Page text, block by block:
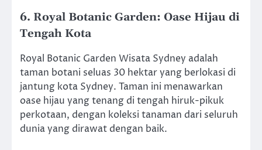
6. Royal Botanic Garden: Oase Hijau di
Tengah Kota
Royal Botanic Garden Wisata Sydney adalah
taman botani seluas 30 hektar yang berlokasi di
jantung kota Sydney. Taman ini menawarkan
oase hijau yang tenang di tengah hiruk-pikuk
perkotaan, dengan koleksi tanaman dari seluruh
dunia yang dirawat dengan baik.